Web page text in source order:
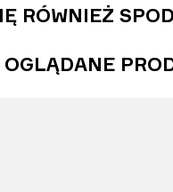
RÓWNIEŻ